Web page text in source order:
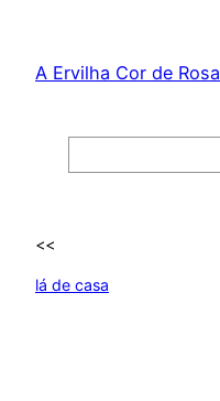
content
A Ervilha Cor de Rosa
<<
lá de casa